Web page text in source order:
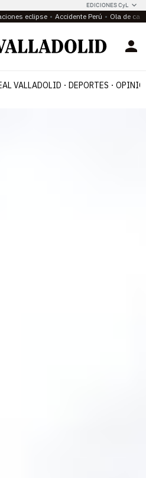
EDICIONES CyL
eclipse Accidente Perú Ola de
VALLADOLID DEPORTES